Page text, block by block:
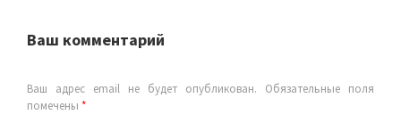
Ваш комментарий
Ваш адрес email не будет опубликован.
Обязательные поля
помечены *